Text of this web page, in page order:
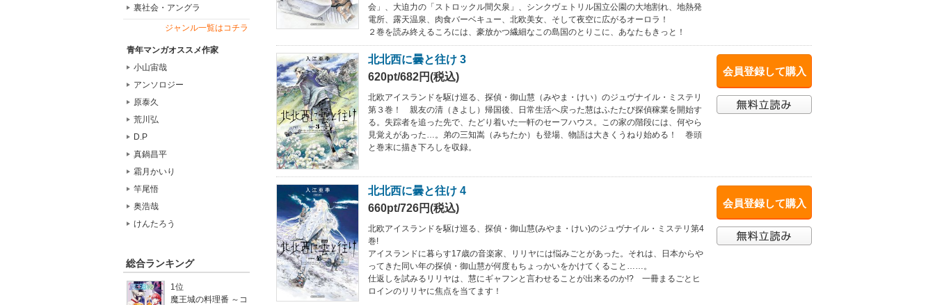
裏社会・アングラ
ジャンル一覧はコチラ
青年マンガオススメ作家
小山宙哉
アンソロジー
原泰久
荒川弘
D.P
真鍋昌平
霜月かいり
竿尾悟
奥浩哉
けんたろう
総合ランキング
1位
魔王城の料理番 ～コ
会」、大迫力の「ストロックル間欠泉」、シンクヴェトリル国立公園の大地割れ、地熱発
電所、露天温泉、肉食バーベキュー、北欧美女、そして夜空に広がるオーロラ！
２巻を読み終えるころには、豪放かつ繊細なこの島国のとりこに、あなたもきっと！
会員登録して購入
北北西に曇と往け 3
620pt/682円(税込)
北欧アイスランドを駆け巡る、探偵・御山慧（みやま・けい）のジュヴナイル・ミステリ
第３巻！ 親友の清（きよし）帰国後、日常生活へ戻った慧はふたたび探偵稼業を開始す
る。失踪者を追った先で、たどり着いた一軒のセーフハウス。この家の階段には、何やら
見覚えがあった…。弟の三知嵩（みちたか）も登場、物語は大きくうねり始める！ 巻頭
と巻末に描き下ろしを収録。
会員登録して購入
北北西に曇と往け 4
660pt/726円(税込)
北欧アイスランドを駆け巡る、探偵・御山慧(みやま・けい)のジュヴナイル・ミステリ第4
巻!
アイスランドに暮らす17歳の音楽家、リリヤには悩みごとがあった。それは、日本からや
ってきた同い年の探偵・御山慧が何度もちょっかいをかけてくること……。
仕返しを試みるリリヤは、慧にギャフンと言わせることが出来るのか!? 一冊まるごとヒ
ロインのリリヤに焦点を当てます！